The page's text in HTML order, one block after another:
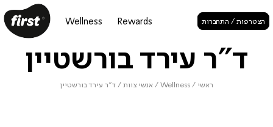
הצטרפות / התחברות Rewards
Wellness
ד"ר עירד בורשטיין
ראשי /
Wellness
/ אנשי צוות / ד"ר עירד בורשטיין